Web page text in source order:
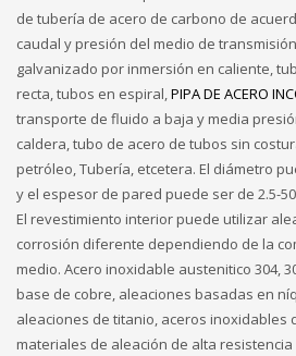
de tubería de acero de carbono de
caudal y presión del medio de
galvanizado por inmersión en caliente,
recta, tubos en espiral,PIPA DE ACERO
transporte de fluido a baja y media
caldera, tubo de acero de tubos sin
petróleo, Tubería, etcetera. El diámetro
y el espesor de pared puede ser de 2.5-
El revestimiento interior puede utilizar
corrosión diferente dependiendo de la
medio. Acero inoxidable austenitico 304,
base de cobre, aleaciones basadas en
aleaciones de titanio, aceros inoxidables
materiales de aleación de alta